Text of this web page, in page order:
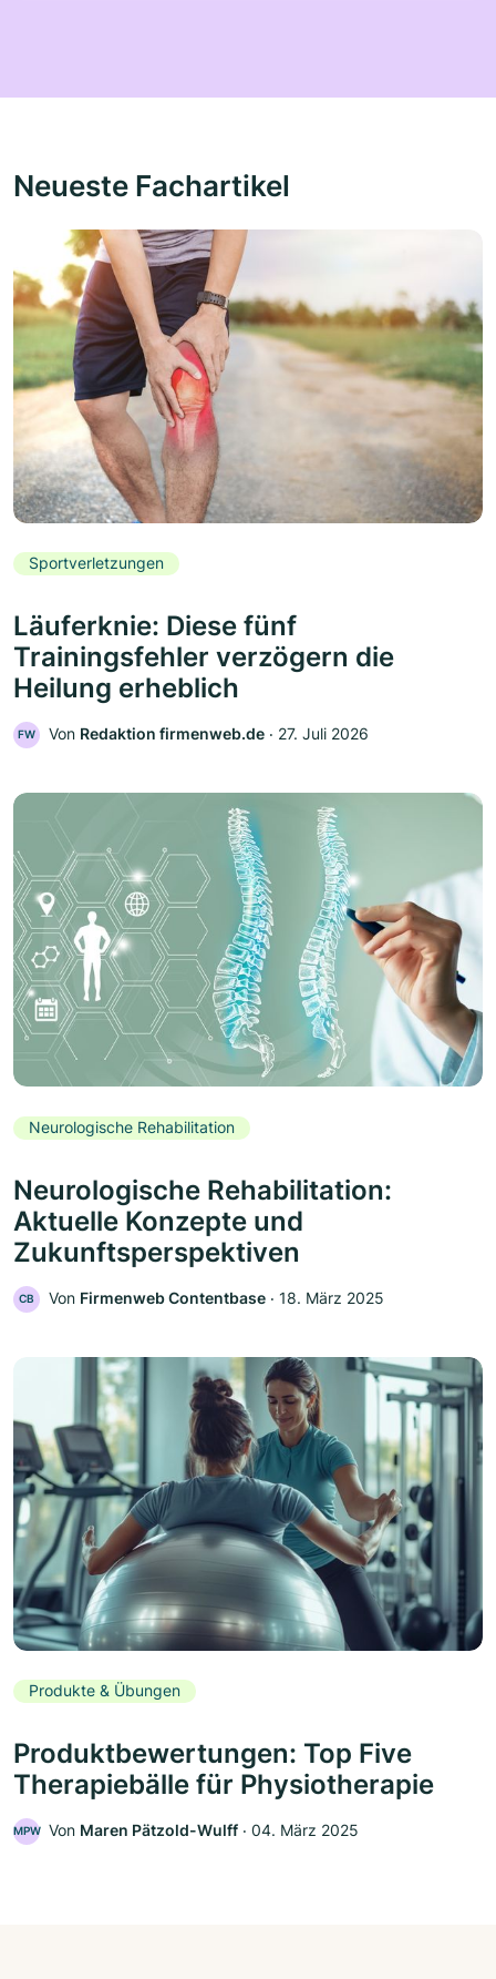
Neueste Fachartikel
Sportverletzungen
Läuferknie: Diese fünf
Trainingsfehler verzögern die
Heilung erheblich
FW Von Redaktion firmenweb.de ‧ 27. Juli 2026
Neurologische Rehabilitation
Neurologische Rehabilitation:
Aktuelle Konzepte und
Zukunftsperspektiven
CB Von Firmenweb Contentbase ‧ 18. März 2025
Produkte & Übungen
Produktbewertungen: Top Five
Therapiebälle für Physiotherapie
MPW Von Maren Pätzold-Wulff ‧ 04. März 2025